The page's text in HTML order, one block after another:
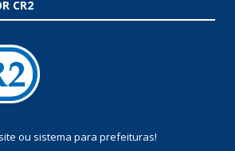
CR2
ou sistema para prefeituras!